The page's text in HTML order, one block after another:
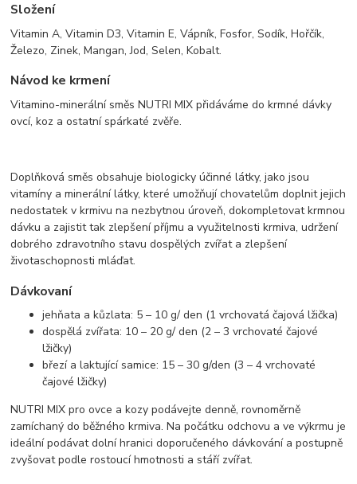
Složení
Vitamin A, Vitamin D3, Vitamin E, Vápník, Fosfor, Sodík, Hořčík,
Železo, Zinek, Mangan, Jod, Selen, Kobalt.
Návod ke krmení
Vitamino-minerální směs NUTRI MIX přidáváme do krmné dávky
ovcí, koz a ostatní spárkaté zvěře.
Doplňková směs obsahuje biologicky účinné látky, jako jsou
vitamíny a minerální látky, které umožňují chovatelům doplnit jejich
nedostatek v krmivu na nezbytnou úroveň, dokompletovat krmnou
dávku a zajistit tak zlepšení příjmu a využitelnosti krmiva, udržení
dobrého zdravotního stavu dospělých zvířat a zlepšení
životaschopnosti mláďat.
Dávkovaní
jehňata a kůzlata: 5 – 10 g/ den (1 vrchovatá čajová lžička)
dospělá zvířata: 10 – 20 g/ den (2 – 3 vrchovaté čajové
lžičky)
březí a laktující samice: 15 – 30 g/den (3 – 4 vrchovaté
čajové lžičky)
NUTRI MIX pro ovce a kozy podávejte denně, rovnoměrně
zamíchaný do běžného krmiva. Na počátku odchovu a ve výkrmu je
ideální podávat dolní hranici doporučeného dávkování a postupně
zvyšovat podle rostoucí hmotnosti a stáří zvířat.